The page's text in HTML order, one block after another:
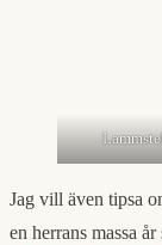
Jag vill även tipsa
en herrans massa